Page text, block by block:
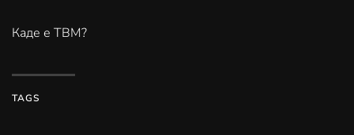
Каде е ТВМ?
TAGS